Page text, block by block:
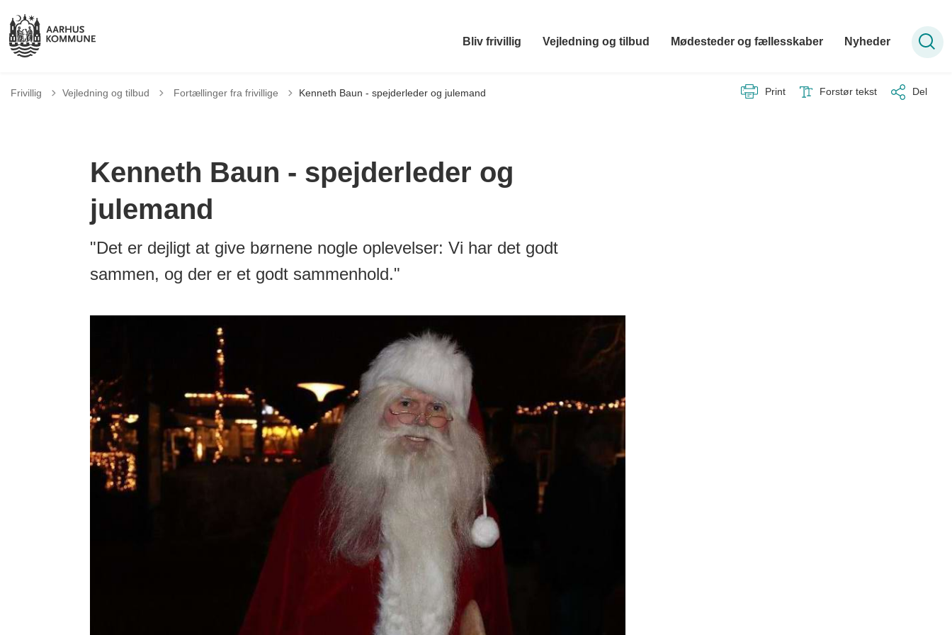
Bliv frivillig Vejledning og tilbud Mødesteder og fællesskaber Nyheder
Frivillig Vejledning og tilbud Tilbage til
Fortællinger fra frivillige Kenneth Baun - spejderleder og julemand Print Forstør tekst Del
Kenneth Baun - spejderleder og
julemand
"Det er dejligt at give børnene nogle oplevelser: Vi har det godt
sammen, og der er et godt sammenhold."